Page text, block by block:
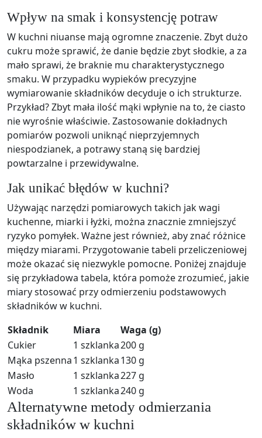
Wpływ na smak i konsystencję potraw
W kuchni niuanse mają ogromne znaczenie. Zbyt dużo
cukru może sprawić, że danie będzie zbyt słodkie, a za
mało sprawi, że braknie mu charakterystycznego
smaku. W przypadku wypieków precyzyjne
wymiarowanie składników decyduje o ich strukturze.
Przykład? Zbyt mała ilość mąki wpłynie na to, że ciasto
nie wyrośnie właściwie. Zastosowanie dokładnych
pomiarów pozwoli uniknąć nieprzyjemnych
niespodzianek, a potrawy staną się bardziej
powtarzalne i przewidywalne.
Jak unikać błędów w kuchni?
Używając narzędzi pomiarowych takich jak wagi
kuchenne, miarki i łyżki, można znacznie zmniejszyć
ryzyko pomyłek. Ważne jest również, aby znać różnice
między miarami. Przygotowanie tabeli przeliczeniowej
może okazać się niezwykle pomocne. Poniżej znajduje
się przykładowa tabela, która pomoże zrozumieć, jakie
miary stosować przy odmierzeniu podstawowych
składników w kuchni.
Składnik
Miara
Waga (g)
Cukier
1 szklanka200 g
Mąka pszenna1 szklanka130 g
Masło
1 szklanka227 g
Woda
1 szklanka240 g
Alternatywne metody odmierzania
składników w kuchni